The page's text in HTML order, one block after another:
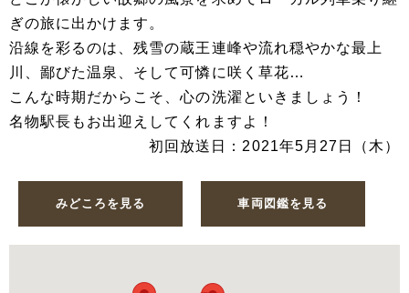
ぎの旅に出かけます。
沿線を彩るのは、残雪の蔵王連峰や流れ穏やかな最上
川、鄙びた温泉、そして可憐に咲く草花…
こんな時期だからこそ、心の洗濯といきましょう！
名物駅長もお出迎えしてくれますよ！
初回放送日：2021年5月27日（木）
みどころを見る 車両図鑑を見る